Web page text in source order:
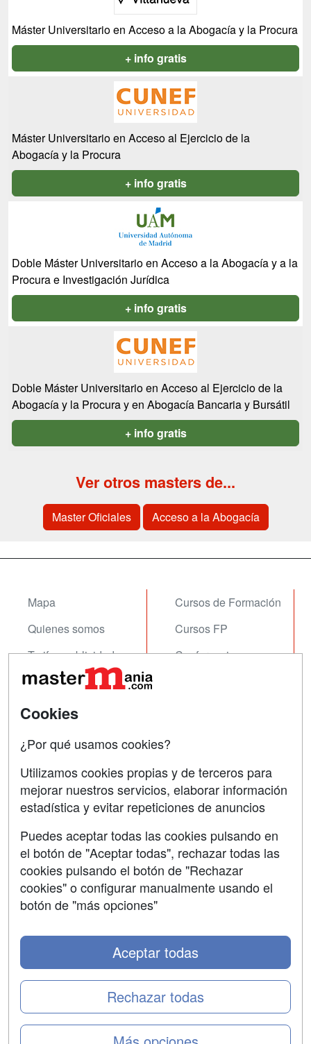
Máster Universitario en Acceso a la Abogacía y la Procura
+ info gratis
Máster Universitario en Acceso al Ejercicio de la
Abogacía y la Procura
+ info gratis
Doble Máster Universitario en Acceso a la Abogacía y a la
Procura e Investigación Jurídica
+ info gratis
Doble Máster Universitario en Acceso al Ejercicio de la
Abogacía y la Procura y en Abogacía Bancaria y Bursátil
+ info gratis
Ver otros masters de...
Master Oficiales Acceso a la Abogacía
Mapa
Quienes somos
Tarifas publicidad
Acceso Usuarios
Acceso Centros
Cursos de Formación
Cursos FP
Conferencias
Contactar
Confidencialidad
Aviso legal
Copyleft
Cookies
¿Por qué usamos cookies?
Utilizamos cookies propias y de terceros para
mejorar nuestros servicios, elaborar información
estadística y evitar repeticiones de anuncios
Puedes aceptar todas las cookies pulsando en
el botón de "Aceptar todas", rechazar todas las
cookies pulsando el botón de "Rechazar
cookies" o configurar manualmente usando el
botón de "más opciones"
Rechazar todas
Aceptar todas